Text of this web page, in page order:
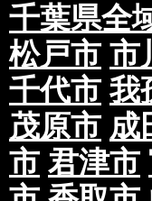
千葉県全
松戸市 市
千代市 我
茂原市 成
市 君津市